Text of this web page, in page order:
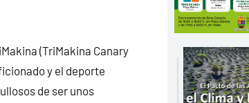
(TriMakina Canary
y el deporte
de ser unos